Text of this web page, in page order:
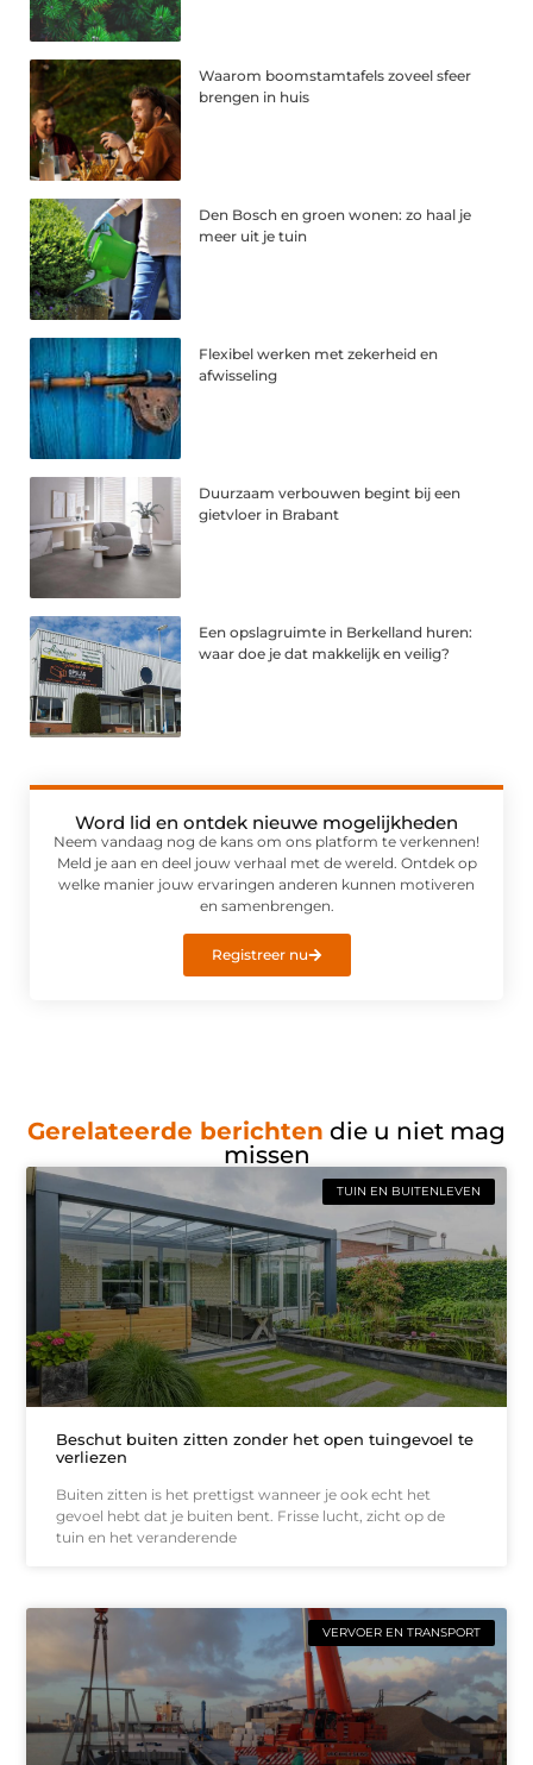
Waarom boomstamtafels zoveel sfeer
brengen in huis
Den Bosch en groen wonen: zo haal je
meer uit je tuin
Flexibel werken met zekerheid en
afwisseling
Duurzaam verbouwen begint bij een
gietvloer in Brabant
Een opslagruimte in Berkelland huren:
waar doe je dat makkelijk en veilig?
Word lid en ontdek nieuwe mogelijkheden
Neem vandaag nog de kans om ons platform te verkennen!
Meld je aan en deel jouw verhaal met de wereld. Ontdek op
welke manier jouw ervaringen anderen kunnen motiveren
en samenbrengen.
Registreer nu
Gerelateerde berichten die u niet mag
missen
TUIN EN BUITENLEVEN
Beschut buiten zitten zonder het open tuingevoel te
verliezen
Buiten zitten is het prettigst wanneer je ook echt het
gevoel hebt dat je buiten bent. Frisse lucht, zicht op de
tuin en het veranderende
VERVOER EN TRANSPORT